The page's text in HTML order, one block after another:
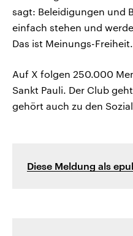
sagt: Beleidigungen und
einfach stehen und
Das ist Meinungs-Freiheit.
Auf X folgen 250.000
Sankt Pauli. Der Club
gehört auch zu den
Diese Meldung als